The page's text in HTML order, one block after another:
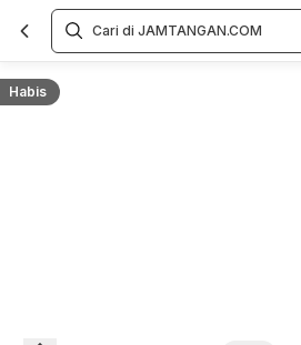
Habis
Overview